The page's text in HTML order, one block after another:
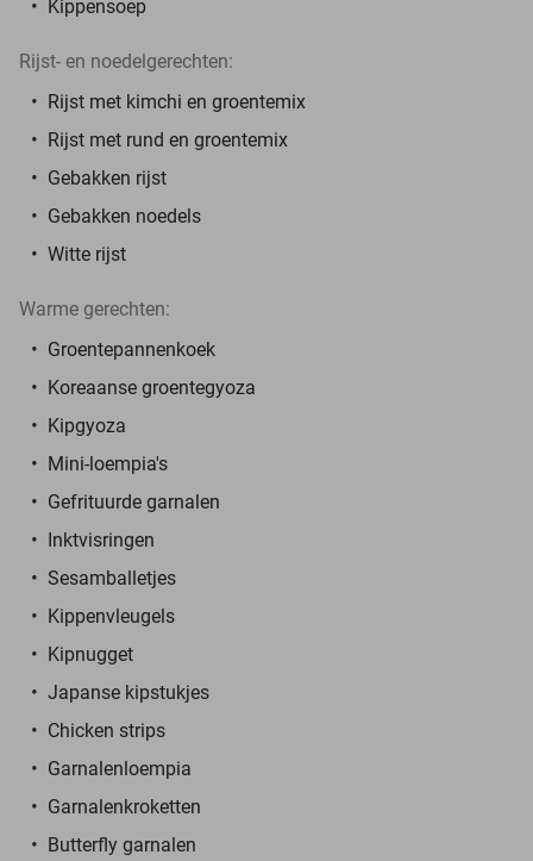
Kippensoep
Rijst- en noedelgerechten:
Rijst met kimchi en groentemix
Rijst met rund en groentemix
Gebakken rijst
Gebakken noedels
Witte rijst
Warme gerechten:
Groentepannenkoek
Koreaanse groentegyoza
Kipgyoza
Mini-loempia's
Gefrituurde garnalen
Inktvisringen
Sesamballetjes
Kippenvleugels
Kipnugget
Japanse kipstukjes
Chicken strips
Garnalenloempia
Garnalenkroketten
Butterfly garnalen